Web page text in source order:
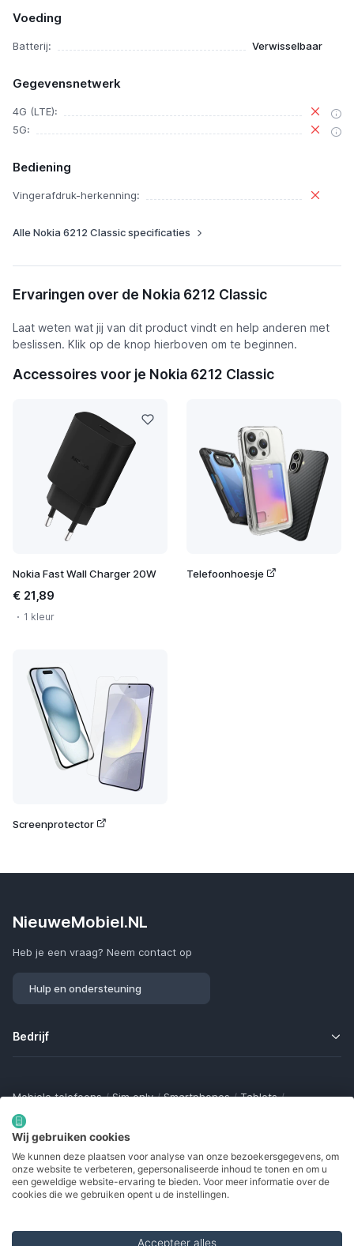
Voeding
Batterij: Verwisselbaar
Gegevensnetwerk
4G (LTE):
5G:
Bediening
Vingerafdruk-herkenning:
Alle Nokia 6212 Classic specificaties
Ervaringen over de Nokia 6212 Classic
Laat weten wat jij van dit product vindt en help anderen met
beslissen. Klik op de knop hierboven om te beginnen.
Accessoires voor je Nokia 6212 Classic
Nokia Fast Wall Charger 20W
€ 21,89
1 kleur
Telefoonhoesje
Screenprotector
NieuweMobiel.NL
Heb je een vraag? Neem contact op
Hulp en ondersteuning
Bedrijf
Mobiele telefoons / Sim only / Smartphones / Tablets /
Smartwatches
Bluetooth trackers / Opladers
Samsung Galaxy
Gamingtelefoons / Foldables / Robuuste telefoons /
Seniorentelefoons / Waterdichte telefoons / Refurbished
Wij gebruiken cookies
We kunnen deze plaatsen voor analyse van onze bezoekersgegevens, om
onze website te verbeteren, gepersonaliseerde inhoud te tonen en om u
een geweldige website-ervaring te bieden. Voor meer informatie over de
cookies die we gebruiken opent u de instellingen.
Accepteer alles